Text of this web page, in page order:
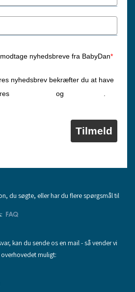
nyhedsbreve fra BabyDan*
nyhedsbrev bekræfter du at have
og
Tilmeld
du søgte, eller har du flere spørgsmål til
FAQ
kan du sende os en mail - så vender vi
muligt: